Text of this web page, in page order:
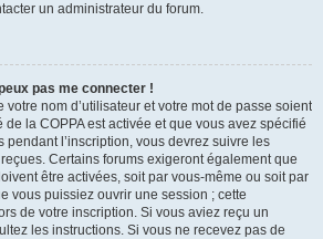
un administrateur du forum.
pas me connecter !
nom d’utilisateur et votre mot de passe soient
la COPPA est activée et que vous avez spécifié
pendant l’inscription, vous devrez suivre les
Certains forums exigeront également que
être activées, soit par vous-même ou soit par
vous puissiez ouvrir une session ; cette
de votre inscription. Si vous aviez reçu un
les instructions. Si vous ne recevez pas de